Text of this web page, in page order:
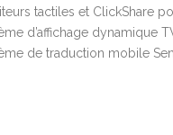
tactiles et ClickShare
d’affichage dynamique
de traduction mobile